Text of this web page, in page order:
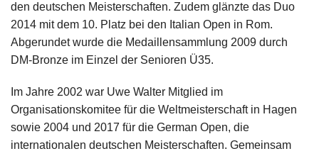
den deutschen Meisterschaften. Zudem glänzte das Duo
2014 mit dem 10. Platz bei den Italian Open in Rom.
Abgerundet wurde die Medaillensammlung 2009 durch
DM-Bronze im Einzel der Senioren Ü35.
Im Jahre 2002 war Uwe Walter Mitglied im
Organisationskomitee für die Weltmeisterschaft in Hagen
sowie 2004 und 2017 für die German Open, die
internationalen deutschen Meisterschaften. Gemeinsam